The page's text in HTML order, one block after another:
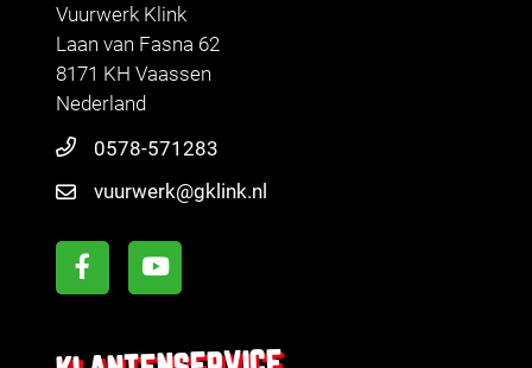
Vuurwerk Klink
Laan van Fasna 62
8171 KH Vaassen
Nederland
0578-571283
vuurwerk@gklink.nl